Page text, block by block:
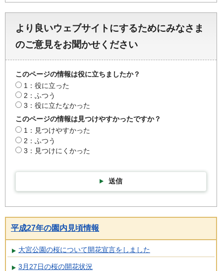
より良いウェブサイトにするためにみなさま
のご意見をお聞かせください
このページの情報は役に立ちましたか？
1：役に立った
2：ふつう
3：役に立たなかった
このページの情報は見つけやすかったですか？
1：見つけやすかった
2：ふつう
3：見つけにくかった
送信
平成27年の園内見頃情報
大宮公園の桜について開花宣言をしました
3月27日の桜の開花状況